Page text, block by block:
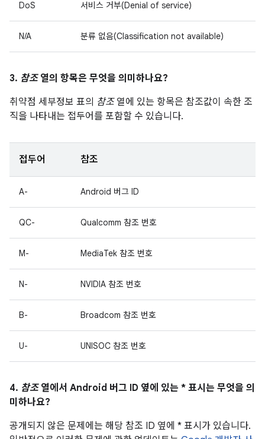
DoS 서비스 거부(Denial of service)
N/A 분류 없음(Classification not available)
3. 참조열의 항목은 무엇을 의미하나요?
취약점 세부정보 표의 참조열에 있는 항목은 참조값이 속한 조
직을 나타내는 접두어를 포함할 수 있습니다.
접두어 참조
A- Android 버그 ID
QC- Qualcomm 참조 번호
M- MediaTek 참조 번호
N- NVIDIA 참조 번호
B- Broadcom 참조 번호
U- UNISOC 참조 번호
4. 참조열에서 Android 버그 ID 옆에 있는 * 표시는 무엇을 의
미하나요?
공개되지 않은 문제에는 해당 참조 ID 옆에 * 표시가 있습니다.